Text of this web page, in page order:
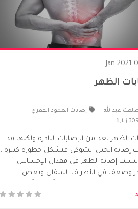
الظهر
عبدالله
إصابات العمود الفقري
زيارة
الظهر تعد من الإصابات النادرة ولكنها قد
إصابة الحبل الشوكي فتشكل خطورة كبيرة ،
إصابة الظهر في فقدان الإحساس
وضعف في الأطراف السفلى وبعض
طبية خاصة . الاسباب العامه لاصابات